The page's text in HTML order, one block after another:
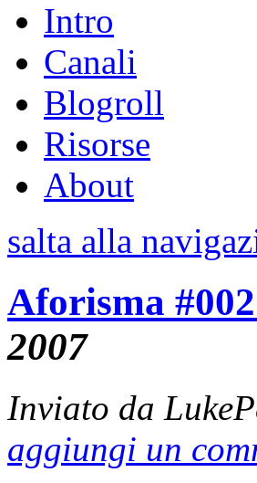
Intro
Canali
Blogroll
Risorse
About
salta alla
Aforisma
2007
Inviato da
aggiungi un